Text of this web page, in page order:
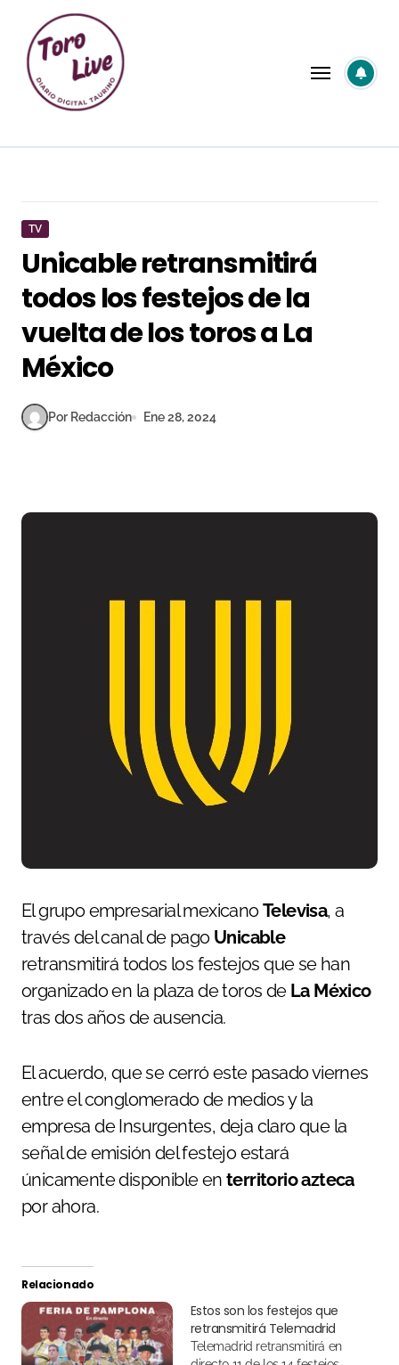
contenido
TV
Unicable retransmitirá
todos los festejos de la
vuelta de los toros a La
México
Por Redacción Ene 28, 2024
El grupo empresarial mexicanoTelevisa, a
través del canal de pago Unicable
retransmitirá todos los festejos que se han
organizado en la plaza de toros de La México
tras dos años de ausencia.
El acuerdo, que se cerró este pasado viernes
entre el conglomerado de medios y la
empresa de Insurgentes, deja claro que la
señal de emisión del festejo estará
únicamente disponible en territorio azteca
por ahora.
Relacionado
Estos son los festejos que
retransmitirá Telemadrid
Telemadrid retransmitirá en